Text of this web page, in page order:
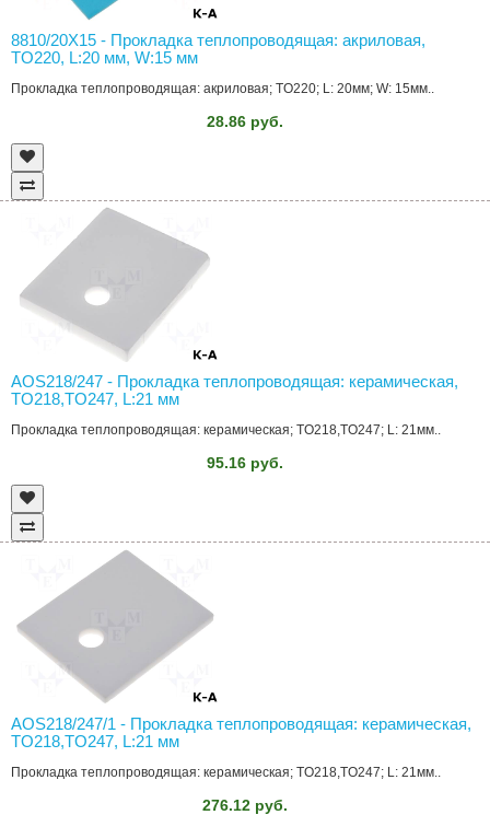
8810/20X15 - Прокладка теплопроводящая: акриловая,
TO220, L:20 мм, W:15 мм
Прокладка теплопроводящая: акриловая; TO220; L: 20мм; W: 15мм..
28.86 руб.
AOS218/247 - Прокладка теплопроводящая: керамическая,
TO218,TO247, L:21 мм
Прокладка теплопроводящая: керамическая; TO218,TO247; L: 21мм..
95.16 руб.
AOS218/247/1 - Прокладка теплопроводящая: керамическая,
TO218,TO247, L:21 мм
Прокладка теплопроводящая: керамическая; TO218,TO247; L: 21мм..
276.12 руб.